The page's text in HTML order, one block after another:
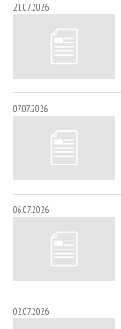
21.07.2026
07.07.2026
06.07.2026
02.07.2026